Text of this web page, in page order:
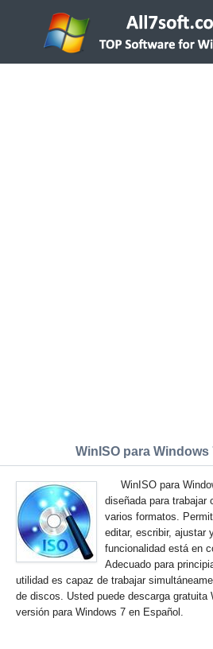
WinISO para Windows
WinISO para
diseñada para trabajar
varios formatos.
editar, escribir, ajustar
funcionalidad está en
Adecuado para
utilidad es capaz de trabajar
de discos. Usted puede descarga gratuita
versión para Windows 7 en Español.